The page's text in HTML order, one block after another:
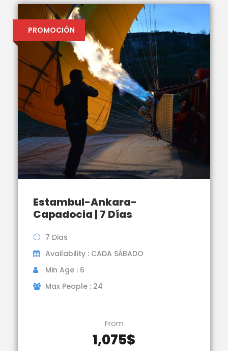
PROMOCIÓN
Estambul-Ankara-
Capadocia | 7 Días
7 Dias
Availability : CADA SÁBADO
Min Age : 6
Max People : 24
From
1,075$